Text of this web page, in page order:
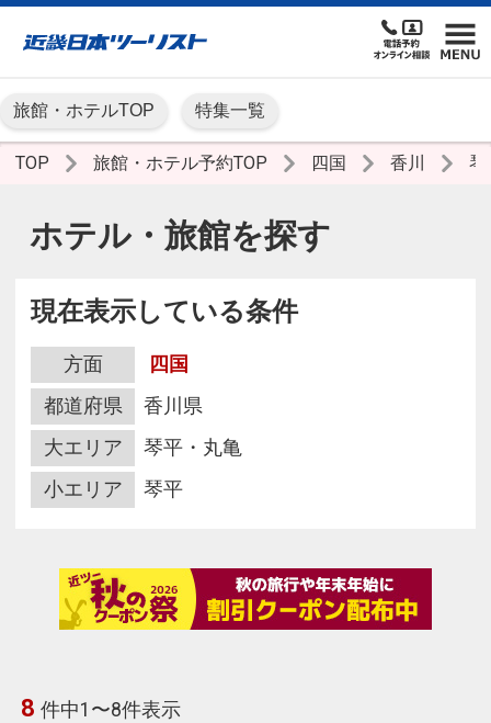
旅館・ホテルTOP 特集一覧
TOP 旅館・ホテル予約TOP 四国 香川
ホテル・旅館を探す
現在表示している条件
方面
四国
都道府県
香川県
大エリア
琴平・丸亀
小エリア
琴平
8 件中1〜8件表示